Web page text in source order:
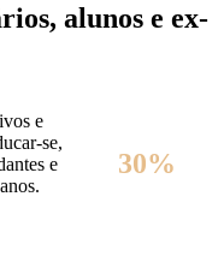
alunos e ex-
e
se,
e
30%